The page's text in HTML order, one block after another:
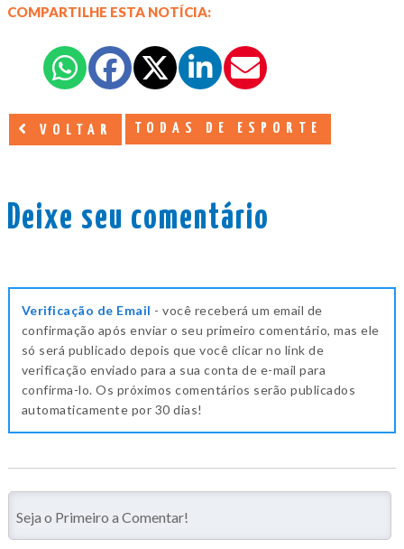
COMPARTILHE ESTA NOTÍCIA:
VOLTAR TODAS DE ESPORTE
Deixe seu comentário
Verificação de Email - você receberá um email de
confirmação após enviar o seu primeiro comentário, mas ele
só será publicado depois que você clicar no link de
verificação enviado para a sua conta de e-mail para
confirma-lo. Os próximos comentários serão publicados
automaticamente por 30 dias!